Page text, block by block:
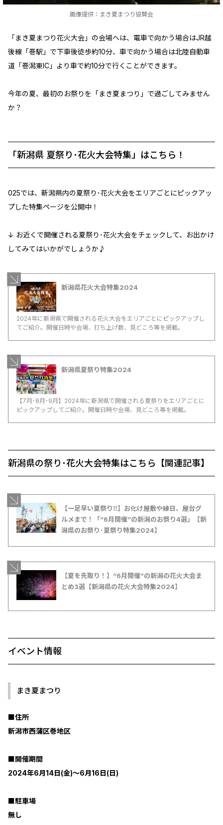
画像提供：まき夏まつり協賛会
「まき夏まつり花火大会」の会場へは、電車で向かう場合はJR越
後線「巻駅」で下車後徒歩約10分、車で向かう場合は北陸自動車
道「巻潟東IC」より車で約10分で行くことができます。
今年の夏、最初のお祭りを「まき夏まつり」で過ごしてみません
か？
「新潟県 夏祭り･花火大会特集」はこちら！
025では、新潟県内の夏祭り･花火大会をエリアごとにピックアッ
プした特集ページを公開中！
↓ お近くで開催される夏祭り･花火大会をチェックして、お出かけ
してみてはいかがでしょうか♪
新潟県花火大会特集2024
2024年に新潟県で開催される花火大会をエリアごとにピックアップし
てご紹介。開催日時や会場、打ち上げ数、見どころ等を掲載。
新潟県夏祭り特集2024
【7月･8月･9月】2024年に新潟県で開催される夏祭りをエリアごとに
ピックアップしてご紹介。開催日時や会場、見どころ等を掲載。
新潟県の祭り･花火大会特集はこちら【関連記事】
【一足早い夏祭り‼】お化け屋敷や縁日、屋台グ
ルメまで！「“6月開催”の新潟のお祭り4選」【新
潟県のお祭り･夏祭り特集2024】
【夏を先取り！】“6月開催”の新潟の花火大会ま
とめ3選【新潟県の花火大会特集2024】
イベント情報
まき夏まつり
■住所
新潟市西蒲区巻地区
■開催期間
2024年6月14日(金)～6月16日(日)
■駐車場
無し